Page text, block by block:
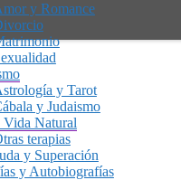
y Romance
y Tarot
y Judaismo
Vida Natural
terapias
y Superación
y Autobiografías